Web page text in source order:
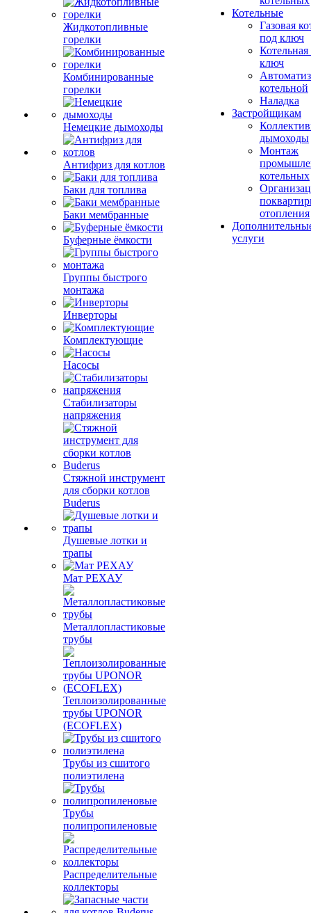
Жидкотопливные
горелки
Комбинированные
горелки
Немецкие дымоходы
Антифриз для котлов
Баки для топлива
Баки мембранные
Буферные ёмкости
Группы быстрого
монтажа
Инверторы
Комплектующие
Насосы
Стабилизаторы
напряжения
Стяжной инструмент
для сборки котлов
Buderus
Душевые лотки и
трапы
Мат РЕХАУ
Металлопластиковые
трубы
Теплоизолированные
трубы UPONOR
(ECOFLEX)
Трубы из сшитого
полиэтилена
Трубы
полипропиленовые
Распределительные
коллекторы
Котельные
Газовая
под ключ
ключ
котельной
Наладка
Застройщикам
дымоходы
Монтаж
котельных
отопления
услуги